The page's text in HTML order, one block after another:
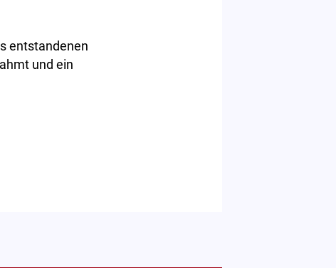
entstandenen
und ein